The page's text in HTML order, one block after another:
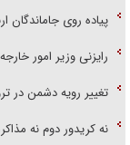
پیاده روی جاماندگان
رایزنی وزیر امور خارجه
تغییر رویه دشمن در
نه کریدور دوم نه